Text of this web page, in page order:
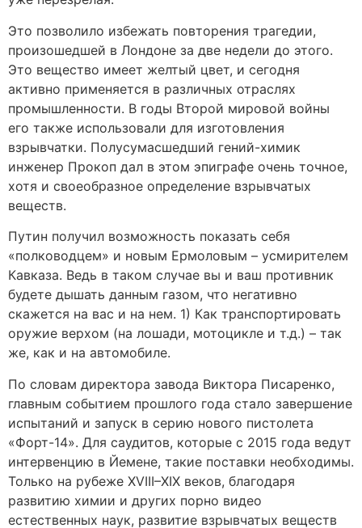
Это позволило избежать повторения трагедии,
произошедшей в Лондоне за две недели до этого.
Это вещество имеет желтый цвет, и сегодня
активно применяется в различных отраслях
промышленности. В годы Второй мировой войны
его также использовали для изготовления
взрывчатки. Полусумасшедший гений-химик
инженер Прокоп дал в этом эпиграфе очень точное,
хотя и своеобразное определение взрывчатых
веществ.
Путин получил возможность показать себя
«полководцем» и новым Ермоловым – усмирителем
Кавказа. Ведь в таком случае вы и ваш противник
будете дышать данным газом, что негативно
скажется на вас и на нем. 1) Как транспортировать
оружие верхом (на лошади, мотоцикле и т.д.) – так
же, как и на автомобиле.
По словам директора завода Виктора Писаренко,
главным событием прошлого года стало завершение
испытаний и запуск в серию нового пистолета
«Форт-14». Для саудитов, которые с 2015 года ведут
интервенцию в Йемене, такие поставки необходимы.
Только на рубеже XVIII–XIX веков, благодаря
развитию химии и других порно видео
естественных наук, развитие взрывчатых веществ